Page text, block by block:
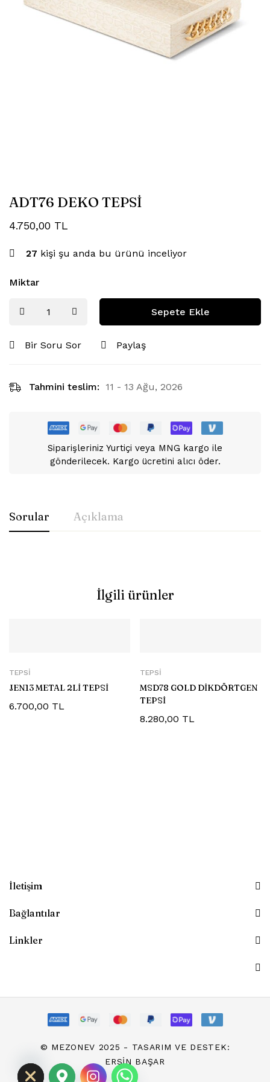
ADT76 DEKO TEPSİ
4.750,00 TL
27 kişi şu anda bu ürünü inceliyor
Miktar
Sepete Ekle
Bir Soru Sor Paylaş
Tahmini teslim: 11 - 13 Ağu, 2026
Siparişleriniz Yurtiçi veya MNG kargo ile
gönderilecek. Kargo ücretini alıcı öder.
Sorular Açıklama
İlgili ürünler
TEPSI
JEN13 METAL 2Lİ TEPSİ
6.700,00 TL
TEPSI
MSD78 GOLD DİKDÖRTGEN
TEPSİ
8.280,00 TL
İletişim
Bağlantılar
Linkler
© MEZONEV 2025 - TASARIM VE DESTEK:
ERSIN BAŞAR